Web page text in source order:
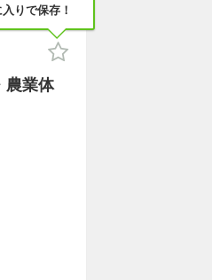
りで保存！
農業体